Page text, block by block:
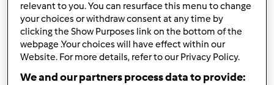
Ho da pochi mesi il bimby e spero grazie a questo forum
di avere sempre idee nuove e consigli utili!!
Un bacio a tutte.
relevant to you. You can resurface this menu to change
your choices or withdraw consent at any time by
clicking the Show Purposes link on the bottom of the
webpage .Your choices will have effect within our
Website. For more details, refer to our Privacy Policy.
We and our partners process data to provide: